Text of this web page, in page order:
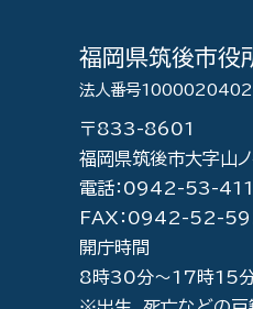
福岡県筑後市役
法人番号
〒833-8601
福岡県筑後市大字山
電話：0942-53-
FAX：0942-52-
開庁時間
8時30分～17時15分